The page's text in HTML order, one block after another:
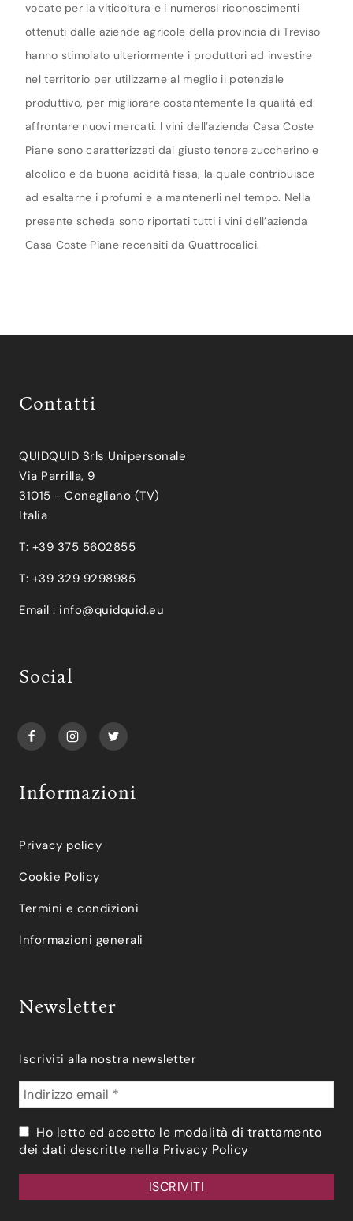
vocate per la viticoltura e i numerosi riconoscimenti
ottenuti dalle aziende agricole della provincia di Treviso
hanno stimolato ulteriormente i produttori ad investire
nel territorio per utilizzarne al meglio il potenziale
produttivo, per migliorare costantemente la qualità ed
affrontare nuovi mercati. I vini dell’azienda Casa Coste
Piane sono caratterizzati dal giusto tenore zuccherino e
alcolico e da buona acidità fissa, la quale contribuisce
ad esaltarne i profumi e a mantenerli nel tempo. Nella
presente scheda sono riportati tutti i vini dell’azienda
Casa Coste Piane recensiti da Quattrocalici.
Contatti
QUIDQUID Srls Unipersonale
Via Parrilla, 9
31015 - Conegliano (TV)
Italia
T: +39 375 5602855
T: +39 329 9298985
Email : info@quidquid.eu
Social
Informazioni
Privacy policy
Cookie Policy
Termini e condizioni
Informazioni generali
Newsletter
Iscriviti alla nostra newsletter
Ho letto ed accetto le modalità di trattamento
dei dati descritte nella Privacy Policy